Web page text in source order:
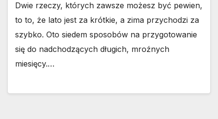
Dwie rzeczy, których zawsze możesz być pewien,
to to, że lato jest za krótkie, a zima przychodzi za
szybko. Oto siedem sposobów na przygotowanie
się do nadchodzących długich, mroźnych
miesięcy.…